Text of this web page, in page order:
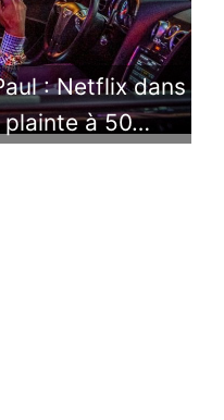
: Netflix dans
plainte à 50…